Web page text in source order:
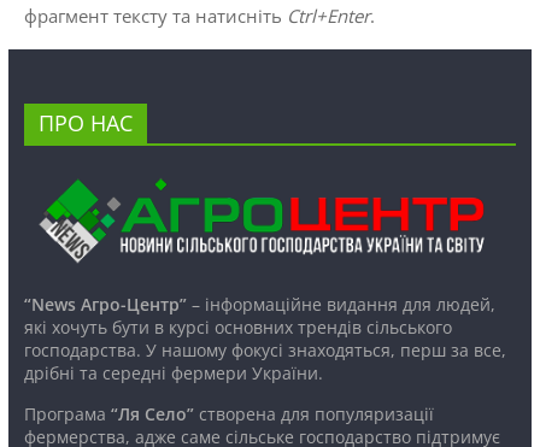
фрагмент тексту та натисніть Ctrl+Enter.
ПРО НАС
“News Агро-Центр”– інформаційне видання для людей,
які хочуть бути в курсі основних трендів сільського
господарства. У нашому фокусі знаходяться, перш за все,
дрібні та середні фермери України.
Програма “Ля Село”створена для популяризації
фермерства, адже саме сільське господарство підтримує